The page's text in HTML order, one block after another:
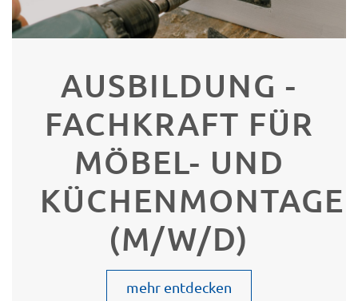
AUSBILDUNG -
FACHKRAFT FÜR
MÖBEL- UND
KÜCHENMONTAGE
(M/W/D)
mehr entdecken